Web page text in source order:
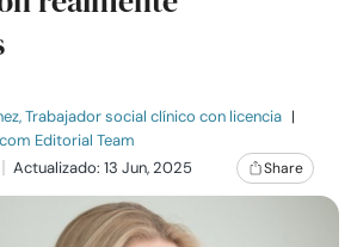
Trabajador social clínico con licencia |
Editorial Team
Actualizado: 13 Jun, 2025 Share